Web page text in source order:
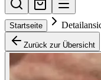
Startseite
Zurück zur Übersicht